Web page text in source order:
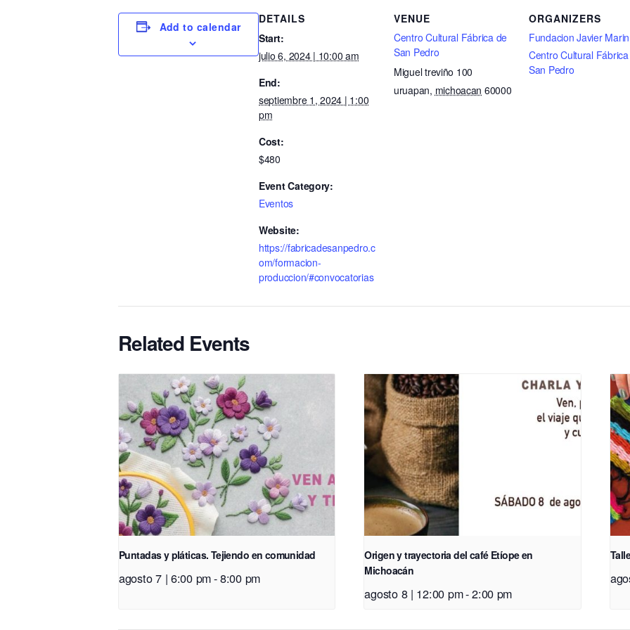
Add to calendar
DETAILS
Start:
julio 6, 2024 | 10:00 am
End:
septiembre 1, 2024 | 1:00
pm
Cost:
$480
Event Category:
Eventos
Website:
https://fabricadesanpedro.c
om/formacion-
produccion/#convocatorias
VENUE
Centro Cultural Fábrica de
San Pedro
Miguel treviño 100
uruapan, michoacan 60000
ORGANIZERS
Fundacion Javier Marin
Centro Cultural
San Pedro
Related Events
Puntadas y pláticas. Tejiendo en comunidad
agosto 7 | 6:00 pm-8:00 pm
Origen y trayectoria del café Etíope en
Michoacán
agosto 8 | 12:00 pm-2:00 pm